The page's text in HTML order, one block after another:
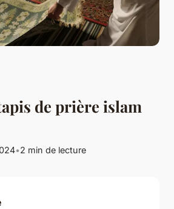
de prière islam
•2 min de lecture